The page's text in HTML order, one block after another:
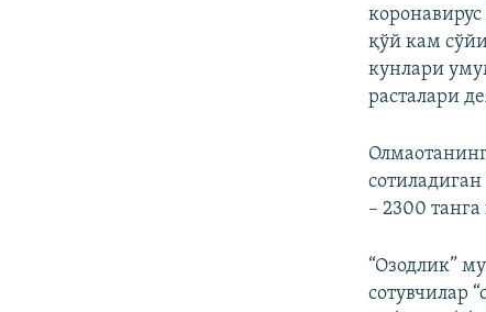
қўй кам
кунлари
расталари
– 2300
“Озодлик”
сотувчилар